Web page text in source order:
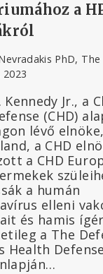
a
PhD,
Jr., a
(CHD)
lévő
a CHD
a CHD
a humán
elleni
és hamis
a The
Health